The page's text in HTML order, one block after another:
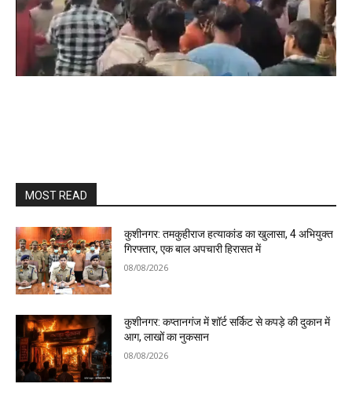
MOST READ
कुशीनगर: तमकुहीराज हत्याकांड का खुलासा, 4 अभियुक्त
गिरफ्तार, एक बाल अपचारी हिरासत में
08/08/2026
कुशीनगर: कप्तानगंज में शॉर्ट सर्किट से कपड़े की दुकान में
आग, लाखों का नुकसान
08/08/2026